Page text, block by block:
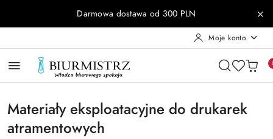
Przejdź do treści głównej
Przejdź do wyszukiwarki
Przejdź do moje konto
Przejdź do menu głównego
Przejdź do stopkiDarmowa dostawa od 300 PLN
Moje konto
Materiały eksploatacyjne do drukarek
atramentowych